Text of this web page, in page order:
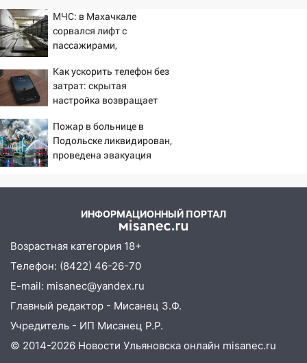
08:30
Поджог со свечой, 16 сгоревших
домов и выстрел за водку
07:50
августа
06:45
Императорский мост в
Ульяновске останется закрытым до
утра 10 августа
05:18
Судьба готовит сюрприз: гороскоп
деньгами, а кого ждет неожиданная
В Ульяновской области объявили
ракетную опасность: звучат сирены
07.08.2026
20:40 Ульяновские аграрии смогут
купить тракторы с отсрочкой платежа
до декабря
19:34 В следственном управлении
МЧС: в Махачкале
сорвался лифт с
пассажирами,
человека
Как ускорить телефон без
затрат: скрытая
настройка возвращает
Пожар в больнице в
Подольске ликвидирован,
проведена эвакуация
ИНФОРМАЦИОННЫЙ ПОРТАЛ
Возрастная категория 18+
Телефон: (8422) 46-26-70
E-mail: misanec@yandex.ru
Главный редактор - Мисанец З.Ф.
Учредитель - ИП Мисанец Р.Р.
© 2014-2026 Новости Ульяновска онлайн misanec.ru